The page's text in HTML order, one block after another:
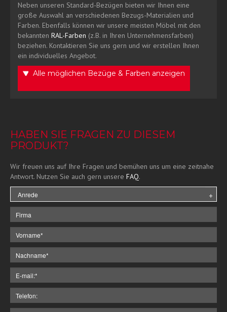
Neben unseren Standard-Bezügen bieten wir Ihnen eine
große Auswahl an verschiedenen Bezugs-Materialien und
Farben. Ebenfalls können wir unsere meisten Möbel mit den
bekannten RAL-Farben (z.B. in Ihren Unternehmensfarben)
beziehen. Kontaktieren Sie uns gern und wir erstellen Ihnen
ein individuelles Angebot.
Alle möglichen Bezüge & Farben anzeigen
HABEN SIE FRAGEN ZU DIESEM
PRODUKT?
Wir freuen uns auf Ihre Fragen und bemühen uns um eine zeitnahe
Antwort. Nutzen Sie auch gern unsere FAQ.